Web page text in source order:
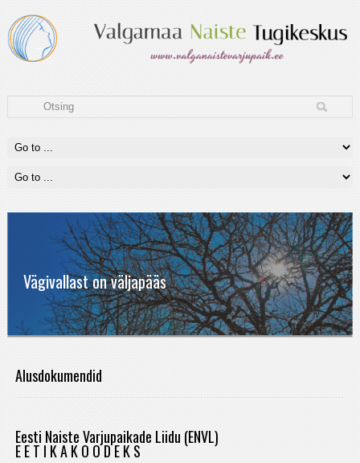
Vägivallast on väljapääs
Alusdokumendid
Eesti Naiste Varjupaikade Liidu (ENVL)
E E T I K A K O O D E K S